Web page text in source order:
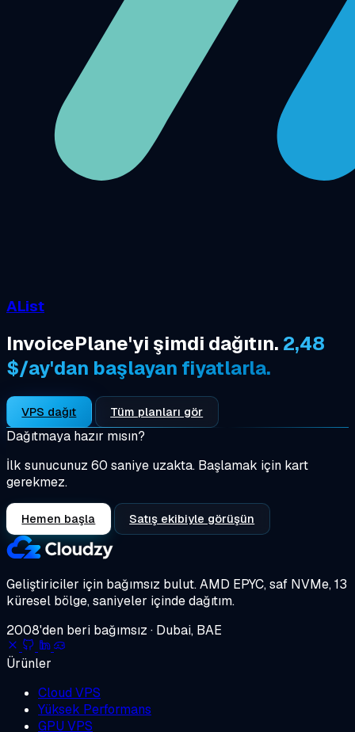
AList
InvoicePlane'yi şimdi dağıtın. 2,48
$/ay'dan başlayan fiyatlarla.
VPS dağıt Tüm planları gör
Dağıtmaya hazır mısın?
İlk sunucunuz 60 saniye uzakta. Başlamak için kart
gerekmez.
Hemen başla Satış ekibiyle görüşün
Geliştiriciler için bağımsız bulut.AMD EPYC, saf NVMe, 13
küresel bölge, saniyeler içinde dağıtım.
2008'den beri bağımsız · Dubai, BAE
Ürünler
Cloud VPS
Yüksek Performans
GPU VPS